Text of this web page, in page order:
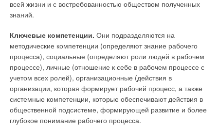
всей жизни и с востребованностью обществом полученных
знаний.
Ключевые компетенции. Они подразделяются на
методические компетенции (определяют знание рабочего
процесса), социальные (определяют роли людей в рабочем
процессе), личные (отношение к себе в рабочем процессе с
учетом всех ролей), организационные (действия в
организации, которая формирует рабочий процесс, а также
системные компетенции, которые обеспечивают действия в
общественной подсистеме, формирующей развитие и более
глубокое понимание рабочего процесса.